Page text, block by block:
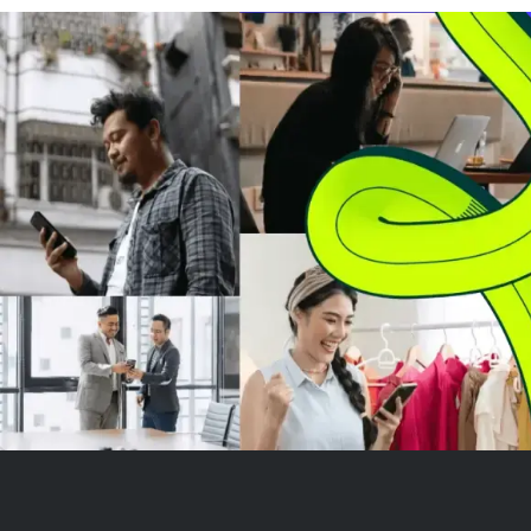
Hal ini terjadi setelah laporan
penjual pendek meragukan
keabsahan perjanjian...
Sejak Februari
mengungguli
sebesar 15%
dengan
saham. ET...